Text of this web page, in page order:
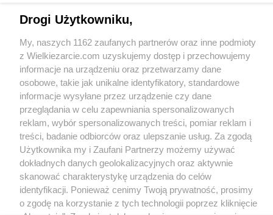
Surowka coleslaw
tęczowa
30
niespodziewanych
gości
130
Neonka82
Sałatka ziemniaczana z
paryką i ogórkiem
kiszonym
5.6k 35 0
neliada
Pasta twarożkowa z
rybą
5.3k
neliada
1 2 3 4 5 6 7 ... 14 >
Drogi Użytkowniku,
My, naszych 1162 zaufanych partnerów oraz inne podmioty
z Wielkiezarcie.com uzyskujemy dostęp i przechowujemy
informacje na urządzeniu oraz przetwarzamy dane
osobowe, takie jak unikalne identyfikatory, standardowe
informacje wysyłane przez urządzenie czy dane
przeglądania w celu zapewniania spersonalizowanych
reklam, wybór spersonalizowanych treści, pomiar reklam i
treści, badanie odbiorców oraz ulepszanie usług. Za zgodą
Użytkownika my i Zaufani Partnerzy możemy używać
dokładnych danych geolokalizacyjnych oraz aktywnie
skanować charakterystykę urządzenia do celów
identyfikacji. Ponieważ cenimy Twoją prywatność, prosimy
o zgodę na korzystanie z tych technologii poprzez kliknięcie